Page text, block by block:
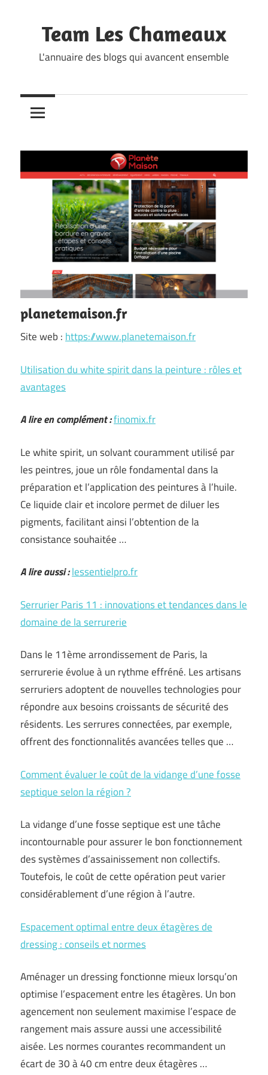
contentTeam Les Chameaux
L'annuaire des blogs qui avancent ensemble
planetemaison.fr
Site web : https://www.planetemaison.fr
Utilisation du white spirit dans la peinture : rôles et
avantages
A lire en complément :finomix.fr
Le white spirit, un solvant couramment utilisé par
les peintres, joue un rôle fondamental dans la
préparation et l’application des peintures à l’huile.
Ce liquide clair et incolore permet de diluer les
pigments, facilitant ainsi l’obtention de la
consistance souhaitée …
A lire aussi :lessentielpro.fr
Serrurier Paris 11 : innovations et tendances dans le
domaine de la serrurerie
Dans le 11ème arrondissement de Paris, la
serrurerie évolue à un rythme effréné. Les artisans
serruriers adoptent de nouvelles technologies pour
répondre aux besoins croissants de sécurité des
résidents. Les serrures connectées, par exemple,
offrent des fonctionnalités avancées telles que …
Comment évaluer le coût de la vidange d’une fosse
septique selon la région ?
La vidange d’une fosse septique est une tâche
incontournable pour assurer le bon fonctionnement
des systèmes d’assainissement non collectifs.
Toutefois, le coût de cette opération peut varier
considérablement d’une région à l’autre.
Espacement optimal entre deux étagères de
dressing : conseils et normes
Aménager un dressing fonctionne mieux lorsqu’on
optimise l’espacement entre les étagères. Un bon
agencement non seulement maximise l’espace de
rangement mais assure aussi une accessibilité
aisée. Les normes courantes recommandent un
écart de 30 à 40 cm entre deux étagères …